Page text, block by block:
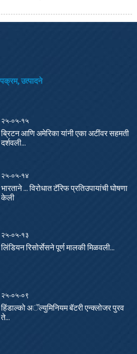
उत्पादने
२५-०५-१५
ब्रिटन आणि अमेरिका यांनी एका अटींवर सहमती
दर्शवली...
२५-०५-१४
भारताने ... विरोधात टॅरिफ प्रतिउपायांची घोषणा
केली
२५-०५-१३
लिंडियन रिसोर्सेसने पूर्ण मालकी मिळवली...
२५-०५-०९
हिंडाल्को अॅल्युमिनियम बॅटरी एन्क्लोजर पुरव
ते...